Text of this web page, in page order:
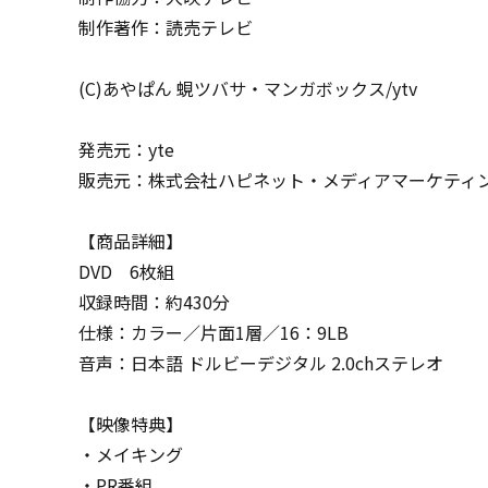
制作著作：読売テレビ
(C)あやぱん 蜆ツバサ・マンガボックス/ytv
発売元：yte
販売元：株式会社ハピネット・メディアマーケティ
【商品詳細】
DVD 6枚組
収録時間：約430分
仕様：カラー／片面1層／16：9LB
音声：日本語 ドルビーデジタル 2.0chステレオ
【映像特典】
・メイキング